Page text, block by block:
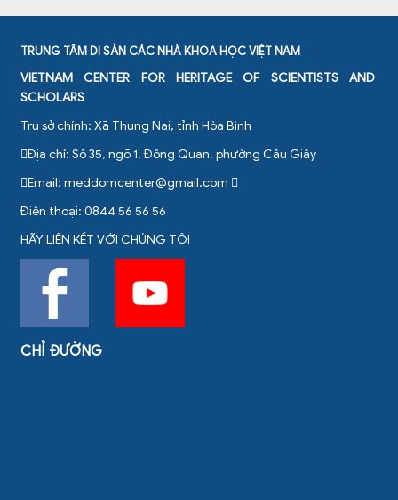
TRUNG TÂM DI SẢN CÁC NHÀ KHOA HỌC VIỆT NAM
VIETNAM CENTER FOR HERITAGE OF SCIENTISTS AND
SCHOLARS
Trụ sở chính: Xã Thung Nai, tỉnh Hòa Bình
Địa chỉ: Số 35, ngõ 1, Đông Quan, phường Cầu Giấy
Email: meddomcenter@gmail.com
Điện thoại: 0844 56 56 56
HÃY LIÊN KẾT VỚI CHÚNG TÔI
CHỈ ĐƯỜNG